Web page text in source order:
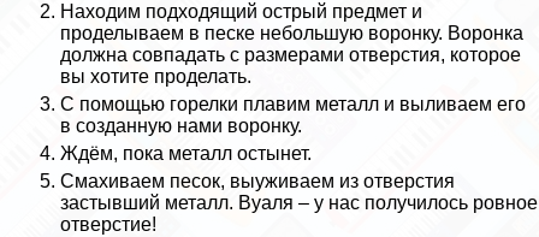
Находим подходящий острый предмет и
проделываем в песке небольшую воронку. Воронка
должна совпадать с размерами отверстия, которое
вы хотите проделать.
С помощью горелки плавим металл и выливаем его
в созданную нами воронку.
Ждём, пока металл остынет.
Смахиваем песок, выуживаем из отверстия
застывший металл. Вуаля – у нас получилось ровное
отверстие!